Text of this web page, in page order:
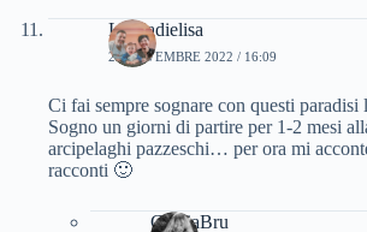
Lisoladielisa
24 NOVEMBRE 2022 / 16:09
Ci fai sempre sognare con questi paradisi
Sogno un giorni di partire per 1-2 mesi
arcipelaghi pazzeschi… per ora mi
racconti 🙂
CinziaBru